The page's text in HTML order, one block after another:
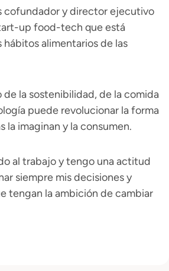
cofundador y director ejecutivo
up food-tech que está
alimentarios de las
de la sostenibilidad, de la comida
puede revolucionar la forma
la imaginan y la consumen.
al trabajo y tengo una actitud
siempre mis decisiones y
tengan la ambición de cambiar